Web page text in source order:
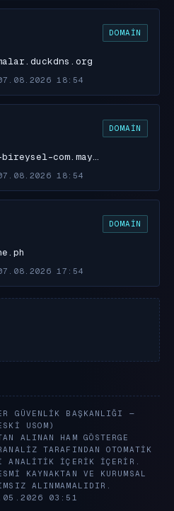
DOMAIN
18:54
DOMAIN
com.may…
18:54
DOMAIN
17:54
GÜVENLIK BAŞKANLIĞI —
USOM)
ALINAN HAM GÖSTERGE
TARAFINDAN OTOMATIK
ANALITIK IÇERIK IÇERIR.
KAYNAKTAN VE KURUMSAL
ALINMAMALIDIR.
03:51